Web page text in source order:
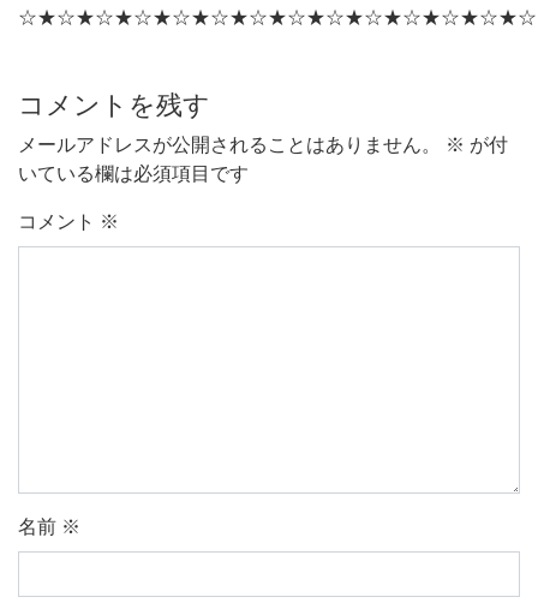
コメントを残す
メールアドレスが公開されることはありません。 ※ が付
いている欄は必須項目です
コメント ※
名前 ※